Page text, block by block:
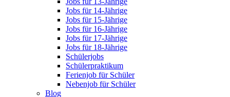
Jobs für 14-Jährige
Jobs für 15-Jährige
Jobs für 16-Jährige
Jobs für 17-Jährige
Jobs für 18-Jährige
Schülerjobs
Schülerpraktikum
Ferienjob für Schüler
Nebenjob für Schüler
Blog